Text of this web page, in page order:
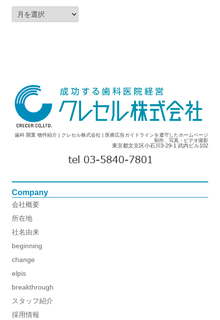
ア
ー
カ
歯科 開業 物件紹介 | クレセル株式会社 | 医療広告ガイドラインを遵守したホームページ
制作、写真・ビデオ撮影
東京都文京区小石川3-29-1 武内ビル102
Company
会社概要
所在地
社名由来
beginning
change
elpis
breakthrough
スタッフ紹介
採用情報